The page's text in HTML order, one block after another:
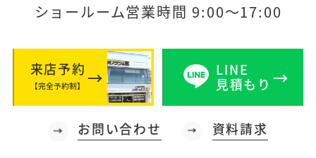
ショールーム営業時間 9:00～17:00
来店予約
【完全予約制】
LINE
見積もり
お問い合わせ 資料請求